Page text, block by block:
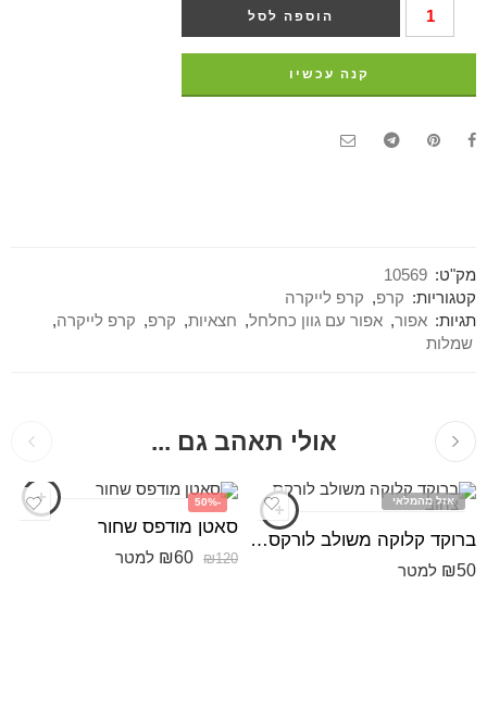
הוספה לסל
קנה עכשיו
מק"ט: 10569
קטגוריות: קרפ, קרפ לייקרה
תגיות: אפור, אפור עם גוון כחלחל, חצאיות, קרפ, קרפ לייקרה,
שמלות
אולי תאהב גם ...
אזל מהמלאי
ברוקד קלוקה משולב לורקס צהוב
₪50 למטר
-50%
סאטן מודפס שחור
₪120
₪60 למטר